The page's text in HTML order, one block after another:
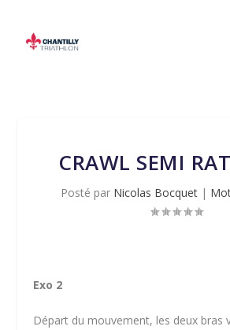
CRAWL SEMI
Posté par Nicolas Bocquet |
Exo 2
Départ du mouvement, les deux bras